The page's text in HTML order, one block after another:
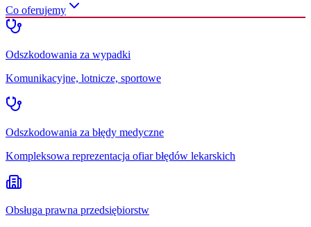
Co oferujemy
Odszkodowania za wypadki
Komunikacyjne, lotnicze, sportowe
Odszkodowania za błędy medyczne
Kompleksowa reprezentacja ofiar błędów lekarskich
Obsługa prawna przedsiębiorstw